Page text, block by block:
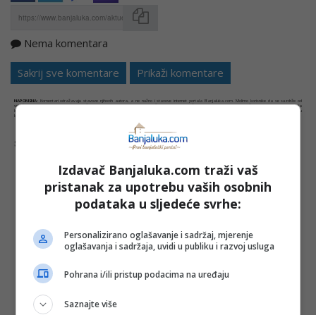
Nema komentara
Sakrij sve komentare Prikaži komentare
NAPOMENA: Komentari odražavaju stavove njihovih autora, a ne nužno i stavove internet portala Banjaluka.com. Molimo korisnike da se suzdrže od
vrijeđanja, psovanja i vulgarnog izražavanja. Portal Banjaluka.com zadržava pravo da obriše komentar bez najave i objašnjenja. Zbog velikog broja
komentara Banjaluka.com nije dužan obrisati sve komentare koji krše pravila. Kao čitalac takođe prihvatate mogućnost da među komentarima mogu
biti pronađeni sadržaji koji mogu biti u suprotnosti sa vašim vjerskim, moralnim i drugim načelima i uvjerenjima.
Šta mislite o ovoj temi?
Vaša e-mail adresa neće biti objavljena. Sva polja su
Ime*
Email
Izdavač Banjaluka.com traži vaš
pristanak za upotrebu vaših osobnih
podataka u sljedeće svrhe:
Personalizirano oglašavanje i sadržaj, mjerenje
oglašavanja i sadržaja, uvidi u publiku i razvoj usluga
Pohrana i/ili pristup podacima na uređaju
Saznajte više